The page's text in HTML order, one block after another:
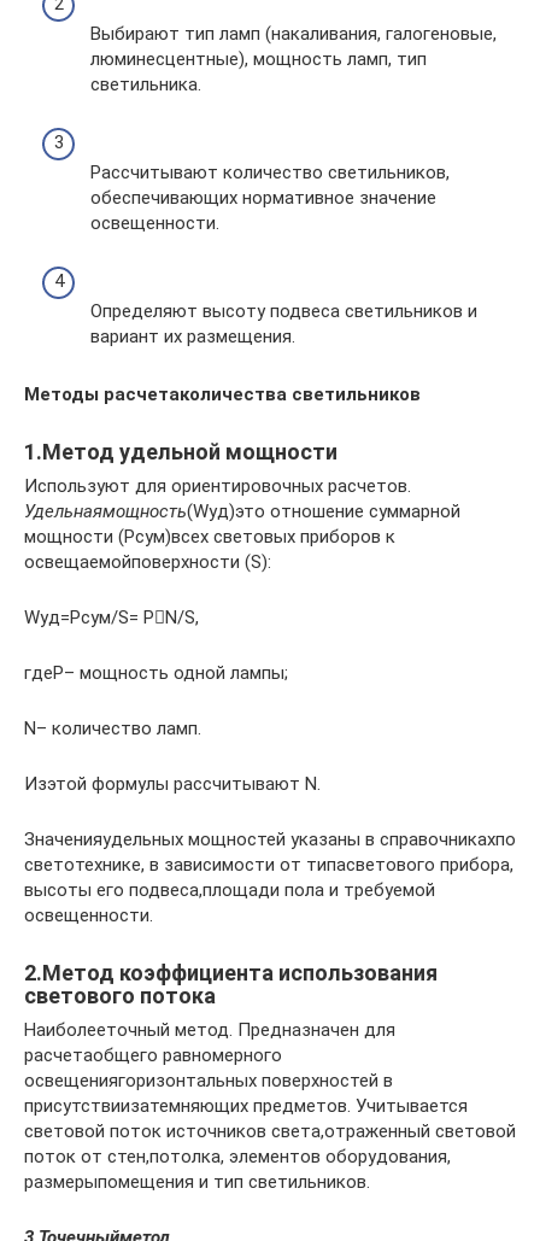
Выбирают тип ламп (накаливания, галогеновые,
люминесцентные), мощность ламп, тип
светильника.
Рассчитывают количество светильников,
обеспечивающих нормативное значение
освещенности.
Определяют высоту подвеса светильников и
вариант их размещения.
Методы расчетаколичества светильников
1.Метод удельной мощности
Используют для ориентировочных расчетов.
Удельнаямощность(Wуд)это отношение суммарной
мощности (Рсум)всех световых приборов к
освещаемойповерхности (S):
Wуд=Pсум/S= PN/S,
гдеP– мощность одной лампы;
N– количество ламп.
Изэтой формулы рассчитывают N.
Значенияудельных мощностей указаны в справочникахпо
светотехнике, в зависимости от типасветового прибора,
высоты его подвеса,площади пола и требуемой
освещенности.
2.Метод коэффициента использования
светового потока
Наиболееточный метод. Предназначен для
расчетаобщего равномерного
освещениягоризонтальных поверхностей в
присутствиизатемняющих предметов. Учитывается
световой поток источников света,отраженный световой
поток от стен,потолка, элементов оборудования,
размерыпомещения и тип светильников.